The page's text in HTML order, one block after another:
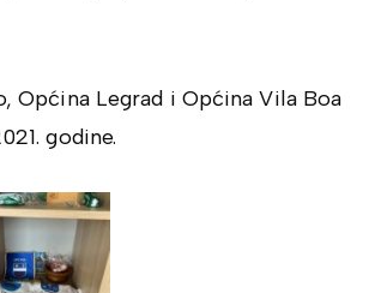
Općina Legrad i Općina Vila Boa
godine.